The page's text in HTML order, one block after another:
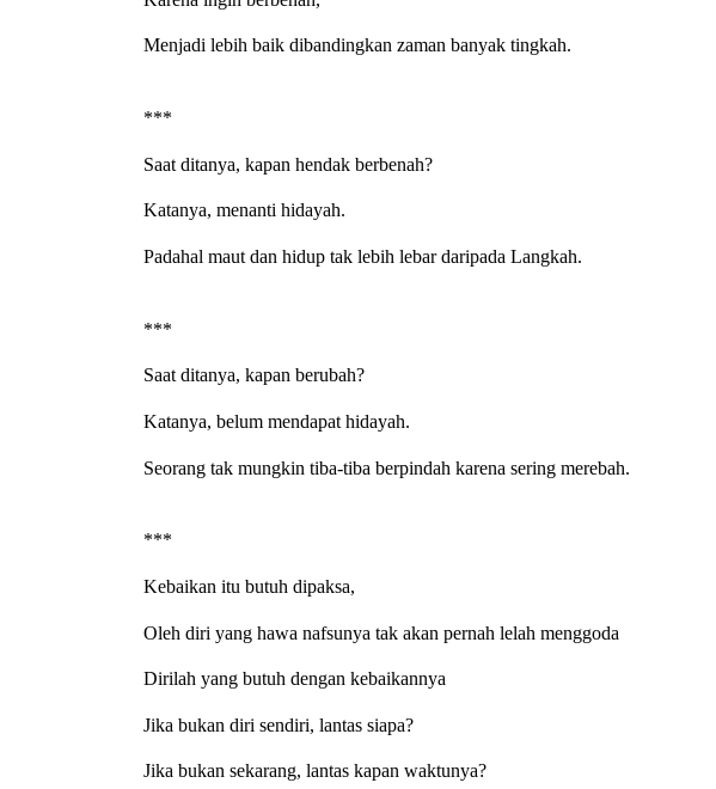
Menjadi lebih baik dibandingkan zaman banyak tingkah.
***
Saat ditanya, kapan hendak berbenah?
Katanya, menanti hidayah.
Padahal maut dan hidup tak lebih lebar daripada Langkah.
***
Saat ditanya, kapan berubah?
Katanya, belum mendapat hidayah.
Seorang tak mungkin tiba-tiba berpindah karena sering merebah.
***
Kebaikan itu butuh dipaksa,
Oleh diri yang hawa nafsunya tak akan pernah lelah menggoda
Dirilah yang butuh dengan kebaikannya
Jika bukan diri sendiri, lantas siapa?
Jika bukan sekarang, lantas kapan waktunya?